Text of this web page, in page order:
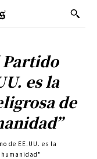
Partido
es la
de
de EE.UU. es la